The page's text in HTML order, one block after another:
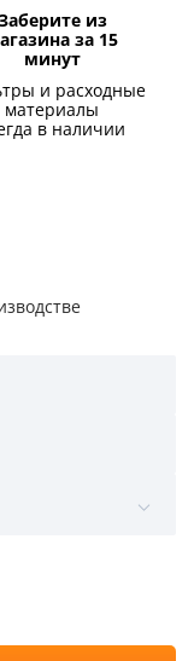
из
за 15
минут
и расходные
материалы
в наличии